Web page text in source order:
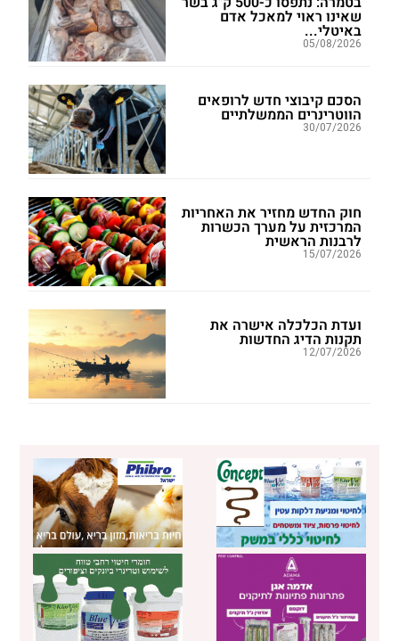
שאינו ראוי למאכל אדם
באיטלי...
05/08/2026
הסכם קיבוצי חדש לרופאים
הווטרינרים הממשלתיים
30/07/2026
חוק החדש מחזיר את האחריות
המרכזית על מערך הכשרות
לרבנות הראשית
15/07/2026
ועדת הכלכלה אישרה את
תקנות הדיג החדשות
12/07/2026